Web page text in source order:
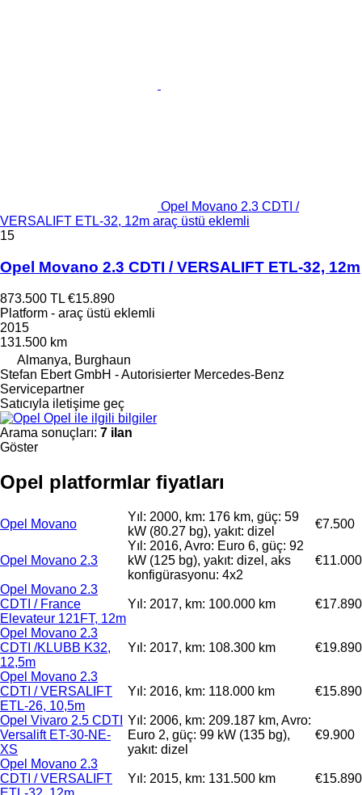
Opel Movano 2.3 CDTI /
VERSALIFT ETL-32, 12m araç üstü eklemli
15
Opel Movano 2.3 CDTI / VERSALIFT ETL-32, 12m
873.500 TL €15.890
Platform - araç üstü eklemli
2015
131.500 km
Almanya, Burghaun
Stefan Ebert GmbH - Autorisierter Mercedes-Benz
Servicepartner
Satıcıyla iletişime geç
Opel ile ilgili bilgiler
Arama sonuçları: 7 ilan
Göster
Opel platformlar fiyatları
Opel Movano
Yıl: 2000, km: 176 km, güç: 59
kW (80.27 bg), yakıt: dizel
€7.500
Opel Movano 2.3
Yıl: 2016, Avro: Euro 6, güç: 92
kW (125 bg), yakıt: dizel, aks
konfigürasyonu: 4x2
€11.000
Opel Movano 2.3
CDTI / France
Elevateur 121FT, 12m
Yıl: 2017, km: 100.000 km €17.890
Opel Movano 2.3
CDTI /KLUBB K32,
12,5m
Yıl: 2017, km: 108.300 km €19.890
Opel Movano 2.3
CDTI / VERSALIFT
ETL-26, 10,5m
Yıl: 2016, km: 118.000 km €15.890
Opel Vivaro 2.5 CDTI
Versalift ET-30-NE-
XS
Yıl: 2006, km: 209.187 km, Avro:
Euro 2, güç: 99 kW (135 bg),
yakıt: dizel
€9.900
Opel Movano 2.3
CDTI / VERSALIFT
Yıl: 2015, km: 131.500 km €15.890